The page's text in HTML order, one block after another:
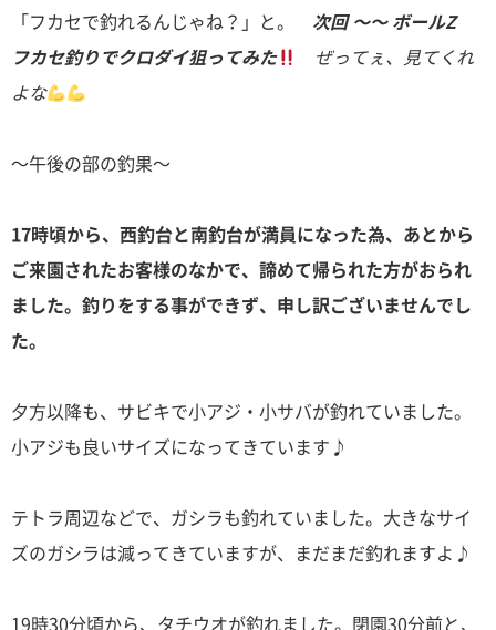
「フカセで釣れるんじゃね？」と。 次回 ～～ ボールZ
フカセ釣りでクロダイ狙ってみた
ぜってぇ、見てくれ
よな
～午後の部の釣果～
17時頃から、西釣台と南釣台が満員になった為、あとから
ご来園されたお客様のなかで、諦めて帰られた方がおられ
ました。釣りをする事ができず、申し訳ございませんでし
た。
夕方以降も、サビキで小アジ・小サバが釣れていました。
小アジも良いサイズになってきています♪
テトラ周辺などで、ガシラも釣れていました。大きなサイ
ズのガシラは減ってきていますが、まだまだ釣れますよ♪
19時30分頃から、タチウオが釣れました。閉園30分前と、